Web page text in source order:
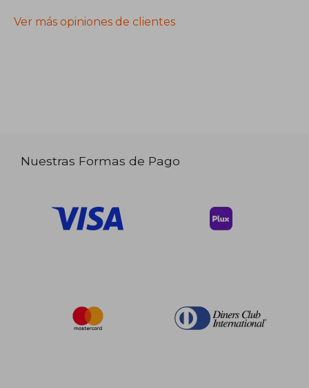
Ver más opiniones de clientes
Nuestras Formas de Pago